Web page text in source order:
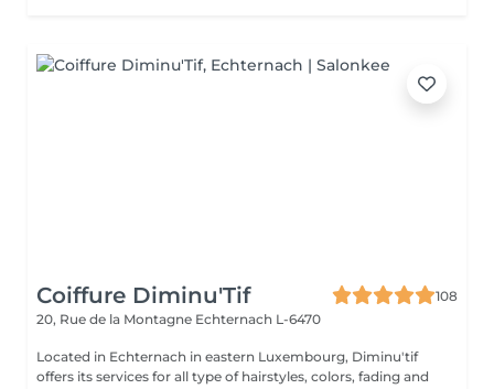
Coiffure Diminu'Tif
108
20, Rue de la Montagne Echternach L-6470
Located in Echternach in eastern Luxembourg, Diminu'tif
offers its services for all type of hairstyles, colors, fading and